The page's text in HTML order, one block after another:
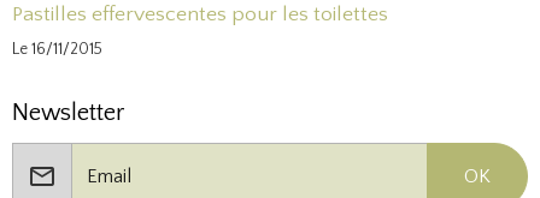
Pastilles effervescentes pour les toilettes
Le 16/11/2015
Newsletter
OK